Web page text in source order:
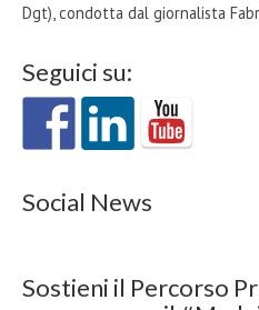
Dgt), condotta dal giornalista
Seguici su:
Social News
Sostieni il Percorso